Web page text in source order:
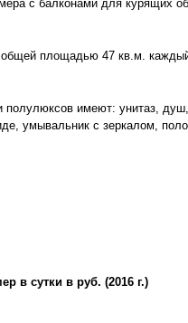
с балконами для курящих
общей площадью 47 кв.м.
полулюксов имеют: унитаз,
умывальник с зеркалом,
в сутки в руб. (2016 г.)